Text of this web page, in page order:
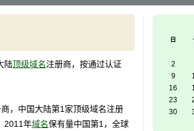
陆顶级域名注册商，按通过认证
，中国大陆第1家顶级域名注册
2011年域名保有量中国第1，全球
日
2
9
16
23
30